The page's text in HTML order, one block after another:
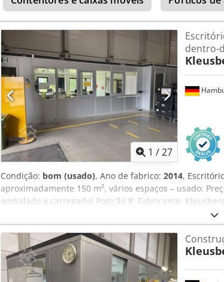
sem mobiliário, etc. Estado: bom Disponível: a partir
Localização: Hamburgo
1 /27
dentro-
Condição: bom (usado), Ano de fabrico: 2014,
aproximadamente 150 m², vários espaços – usado:
embalado e carregado! Posição 8: Fabricante:
Trendline Ano de fabricação: desconhecido,
máxima de carga de 100 kg Largura do módulo:
aproximadamente 21,40 m Largura:
aproximadamente 2,96 m Várias portas Todos os
dos lados está encostado à parede do pavilhão. Inclui
Venda sem móveis, etc. Estado: bom Disponível: a